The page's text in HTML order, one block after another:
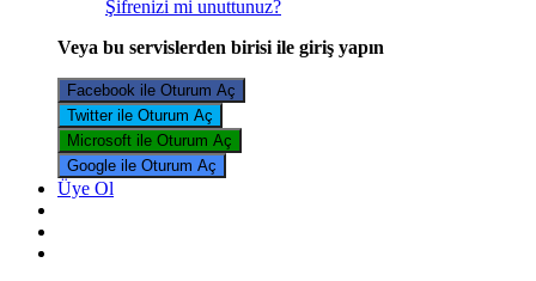
Şifrenizi mi unuttunuz?
Veya bu servislerden birisi ile giriş yapın
Facebook ile Oturum Aç
Twitter ile Oturum Aç
Microsoft ile Oturum Aç
Google ile Oturum Aç
Üye Ol